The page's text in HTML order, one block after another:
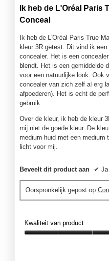
sterren.
Ik heb de L'Oréal Paris
Conceal
Ik heb de L'Oréal Paris True
kleur 3R getest. Dit vind ik een
concealer. Het is een
blendt. Het is een gemiddelde
voor een natuurlijke look. Ook
concealer van zich zelf al erg
afpoederen). Het is echt de
gebruik.
Over de kleur, ik heb de kleur
mij niet de goede kleur. De
medium huid met een medium
licht voor mij.
Beveelt dit product aan ✔ Ja
Oorspronkelijk gepost op
Kwaliteit van product